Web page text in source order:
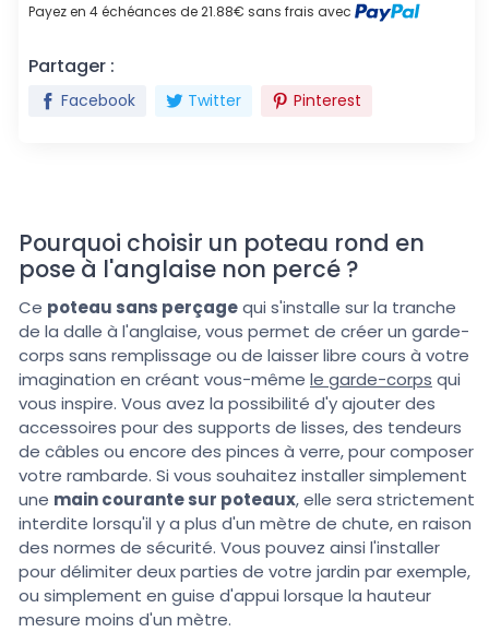
Payez en 4 échéances de 21.88€ sans frais avec
Partager :
Facebook Twitter Pinterest
Pourquoi choisir un poteau rond en
pose à l'anglaise non percé ?
Ce poteau sans perçagequi s'installe sur la tranche
de la dalle à l'anglaise, vous permet de créer un garde-
corps sans remplissage ou de laisser libre cours à votre
imagination en créant vous-même le garde-corps qui
vous inspire. Vous avez la possibilité d'y ajouter des
accessoires pour des supports de lisses, des tendeurs
de câbles ou encore des pinces à verre, pour composer
votre rambarde. Si vous souhaitez installer simplement
une main courante sur poteaux, elle sera strictement
interdite lorsqu'il y a plus d'un mètre de chute, en raison
des normes de sécurité. Vous pouvez ainsi l'installer
pour délimiter deux parties de votre jardin par exemple,
ou simplement en guise d'appui lorsque la hauteur
mesure moins d'un mètre.